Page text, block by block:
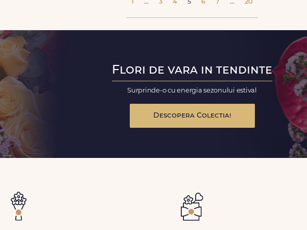
1 ... 3 4 5 6 7 ... 20
Flori de vara in tendinte
Surprinde-o cu energia sezonului estival
Descopera Colectia!